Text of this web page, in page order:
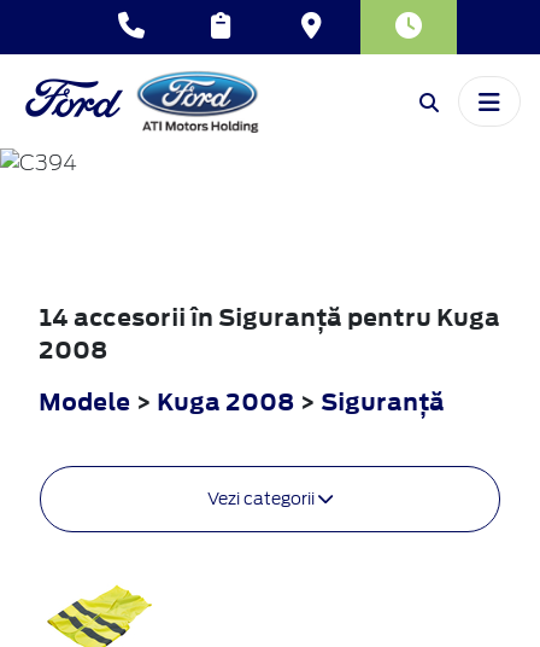
KUGA
14 accesorii în Siguranţă pentru Kuga
2008
Modele > Kuga 2008 > Siguranţă
Vezi categorii